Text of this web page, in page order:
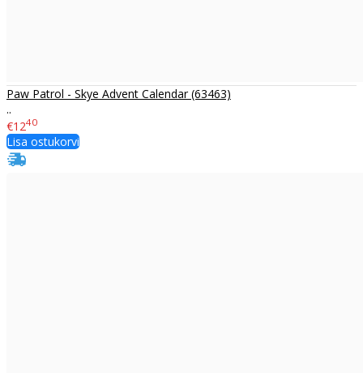
Paw Patrol - Skye Advent Calendar (63463)
..
€1240
Lisa ostukorvi